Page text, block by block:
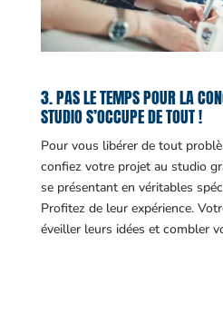
3. PAS LE TEMPS POUR LA
STUDIO S’OCCUPE DE TOUT !
Pour vous libérer de tout
confiez votre projet au studio
se présentant en véritables
Profitez de leur expérience.
éveiller leurs idées et combler